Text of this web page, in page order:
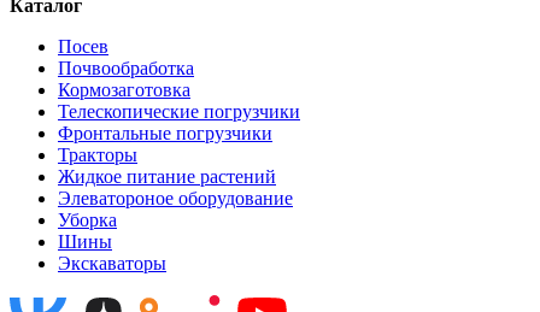
Каталог
Посев
Почвообработка
Кормозаготовка
Телескопические погрузчики
Фронтальные погрузчики
Тракторы
Жидкое питание растений
Элеватороное оборудование
Уборка
Шины
Экскаваторы